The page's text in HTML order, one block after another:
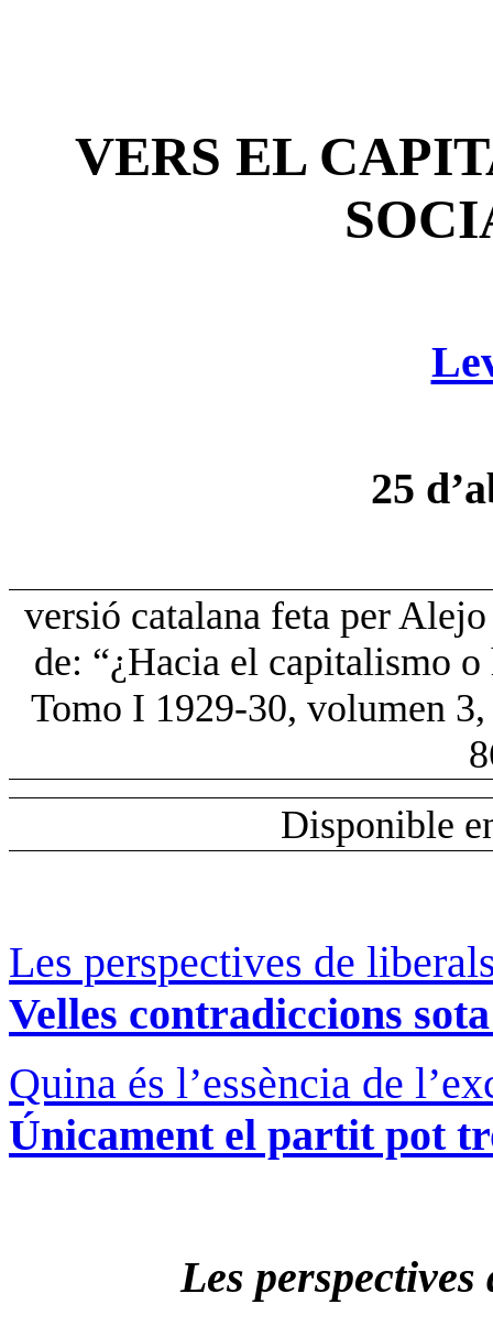
VERS EL
25
versió catalana feta per
de: “¿Hacia el capitalismo
Tomo I 1929-30, volumen
Disponible
Les perspectives de
Velles contradiccions
Quina és l’essència de
Únicament el partit pot
Les